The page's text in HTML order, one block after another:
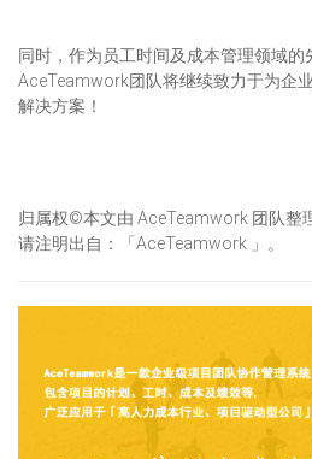
同时，作为员工时间及成本管理领域的
AceTeamwork团队将继续致力于为企
解决方案！
归属权©本文由 AceTeamwork 团队整
请注明出自：「AceTeamwork 」。